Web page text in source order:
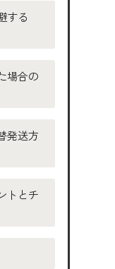
する
場合の
発送方
トとチ